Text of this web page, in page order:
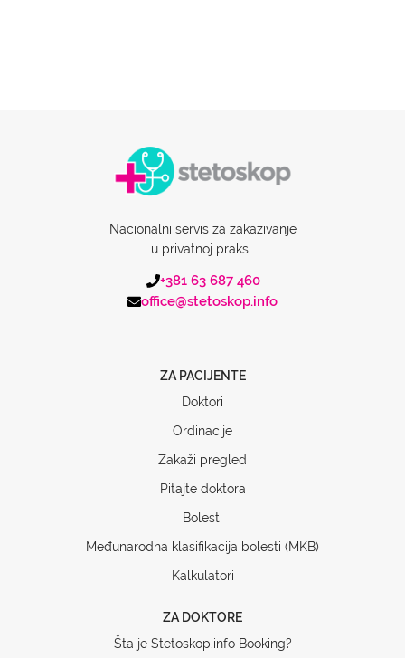
Nacionalni servis za zakazivanje
u privatnoj praksi.
+381 63 687 460
office@stetoskop.info
ZA PACIJENTE
Doktori
Ordinacije
Zakaži pregled
Pitajte doktora
Bolesti
Međunarodna klasifikacija bolesti (MKB)
Kalkulatori
ZA DOKTORE
Šta je Stetoskop.info Booking?